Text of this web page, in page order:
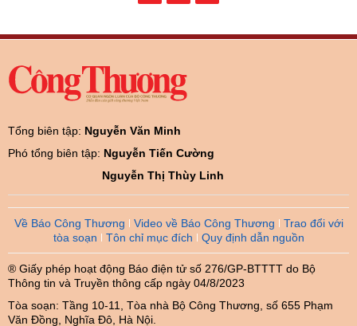
Tổng biên tập: Nguyễn Văn Minh
Phó tổng biên tập: Nguyễn Tiến Cường
Nguyễn Thị Thùy Linh
Về Báo Công Thương Video về Báo Công Thương
Trao đổi với
tòa soạn
Tôn chỉ mục đích Quy định dẫn nguồn
® Giấy phép hoạt động Báo điện tử số 276/GP-BTTTT do Bộ
Thông tin và Truyền thông cấp ngày 04/8/2023
Tòa soạn: Tầng 10-11, Tòa nhà Bộ Công Thương, số 655 Phạm
Văn Đồng, Nghĩa Đô, Hà Nội.